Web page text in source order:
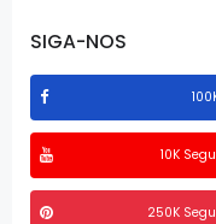
SIGA-NOS
10K
250K